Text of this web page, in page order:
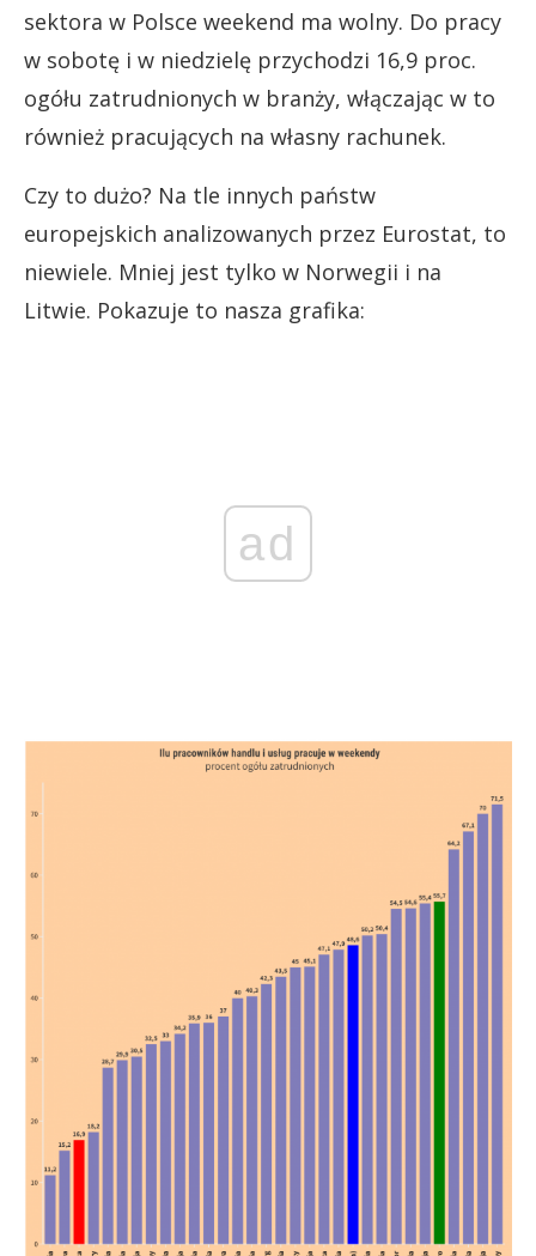
sektora w Polsce weekend ma wolny. Do pracy
w sobotę i w niedzielę przychodzi 16,9 proc.
ogółu zatrudnionych w branży, włączając w to
również pracujących na własny rachunek.
Czy to dużo? Na tle innych państw
europejskich analizowanych przez Eurostat, to
niewiele. Mniej jest tylko w Norwegii i na
Litwie. Pokazuje to nasza grafika:
ad